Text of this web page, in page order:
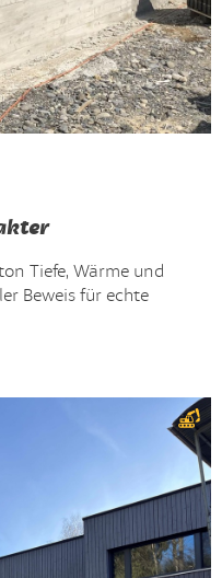
Tiefe, Wärme und
Beweis für echte